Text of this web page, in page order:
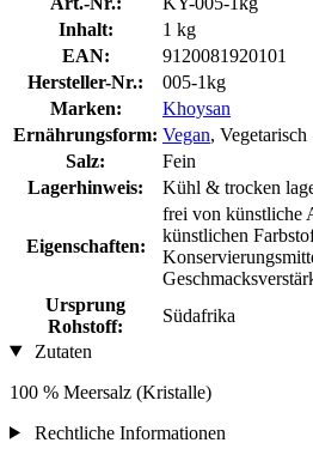
Inhalt:
1 kg
EAN:
9120081920101
Hersteller-Nr.:
005-1kg
Marken:
Khoysan
Ernährungsform: Vegan, Vegetarisch
Salz:
Fein
Lagerhinweis:
Kühl & trocken
Eigenschaften:
frei von künstliche
künstlichen
Ursprung
Rohstoff:
Südafrika
Zutaten
100 % Meersalz (Kristalle)
Rechtliche Informationen